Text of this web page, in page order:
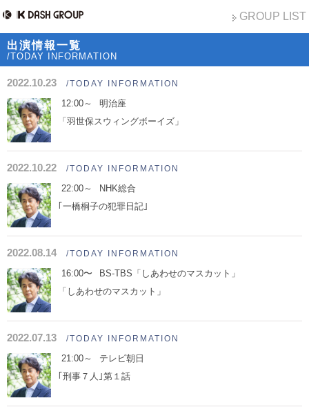
GROUP LIST
出演情報一覧
/TODAY INFORMATION
2022.10.23 /TODAY INFORMATION
12:00～
明治座
「羽世保スウィングボーイズ」
2022.10.22 /TODAY INFORMATION
22:00～
NHK総合
｢一橋桐子の犯罪日記｣
2022.08.14 /TODAY INFORMATION
16:00〜
BS-TBS「しあわせのマスカット」
「しあわせのマスカット」
2022.07.13 /TODAY INFORMATION
21:00～
テレビ朝日
｢刑事７人｣第１話